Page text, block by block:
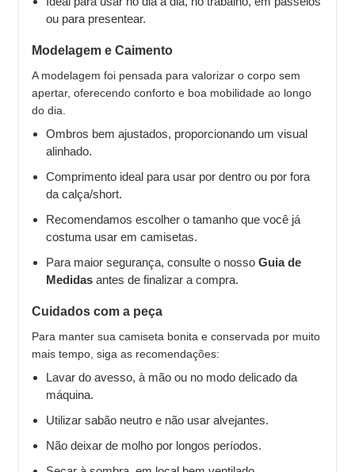
ou para presentear.
Modelagem e Caimento
A modelagem foi pensada para valorizar o corpo sem
apertar, oferecendo conforto e boa mobilidade ao longo
do dia.
Ombros bem ajustados, proporcionando um visual
alinhado.
Comprimento ideal para usar por dentro ou por fora
da calça/short.
Recomendamos escolher o tamanho que você já
costuma usar em camisetas.
Para maior segurança, consulte o nosso Guia de
Medidas antes de finalizar a compra.
Cuidados com a peça
Para manter sua camiseta bonita e conservada por muito
mais tempo, siga as recomendações:
Lavar do avesso, à mão ou no modo delicado da
máquina.
Utilizar sabão neutro e não usar alvejantes.
Não deixar de molho por longos períodos.